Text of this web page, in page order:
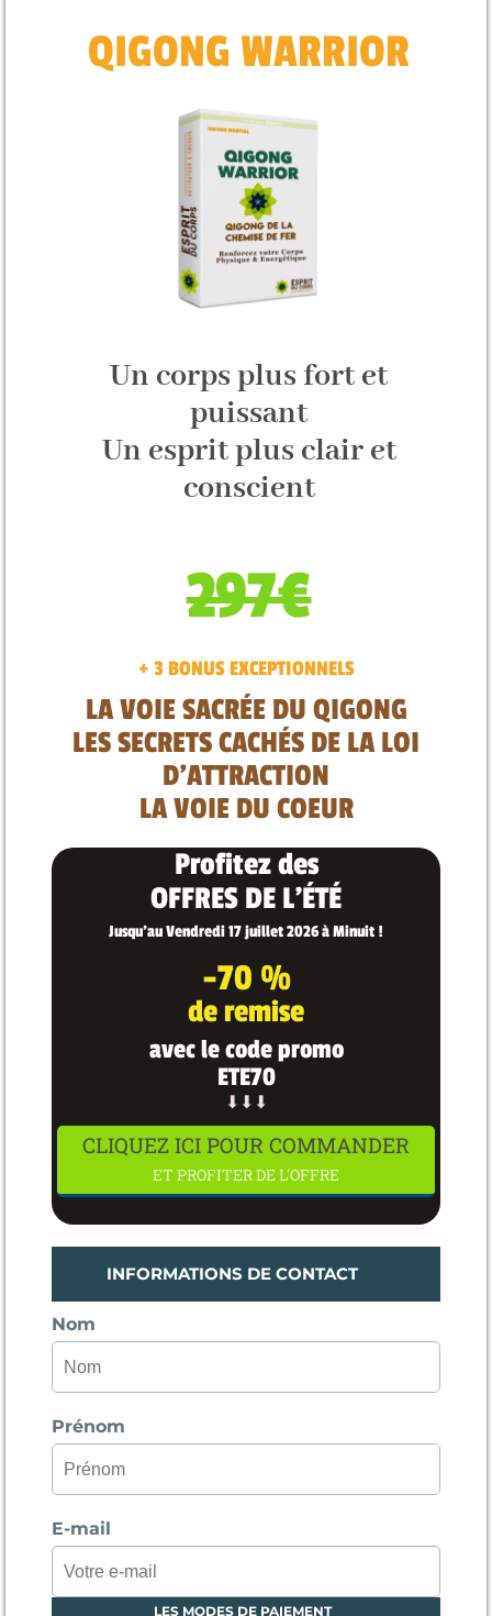
QIGONG WARRIOR
Un corps plus fort et
puissant
Un esprit plus clair et
conscient
297€
+ 3 BONUS EXCEPTIONNELS
LA VOIE SACRÉE DU QIGONG
LES SECRETS CACHÉS DE LA LOI
D'ATTRACTION
LA VOIE DU COEUR
Profitez des
OFFRES DE L'ÉTÉ
Jusqu'au Vendredi 17 juillet 2026 à Minuit !
-70 %
de remise
avec le code promo
ETE70
⬇⬇⬇
CLIQUEZ ICI POUR COMMANDER
ET PROFITER DE L'OFFRE
INFORMATIONS DE CONTACT
Nom
Prénom
E-mail
LES MODES DE PAIEMENT